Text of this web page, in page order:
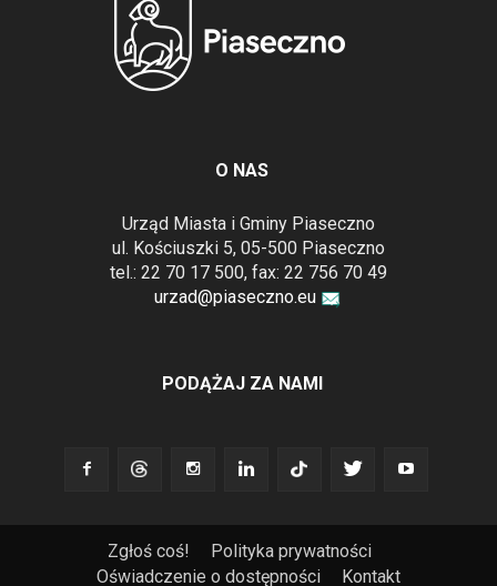
O NAS
Urząd Miasta i Gminy Piaseczno
ul. Kościuszki 5, 05-500 Piaseczno
tel.: 22 70 17 500, fax: 22 756 70 49
urzad@piaseczno.eu
PODĄŻAJ ZA NAMI
Zgłoś coś!
Polityka prywatności
Oświadczenie o dostępności
Kontakt